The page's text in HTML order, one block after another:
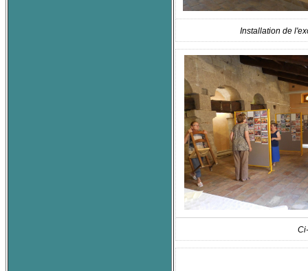
Installation de